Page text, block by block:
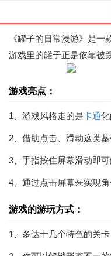
《罐子的日常漫游》是
游戏里的罐子正是依靠被
游戏亮点：
1、游戏风格走的是卡通
2、借助点击、滑动这类
3、手指按住屏幕滑动即
4、通过点击屏幕来实现
游戏的游玩方式：
1、多达十几个特色的关